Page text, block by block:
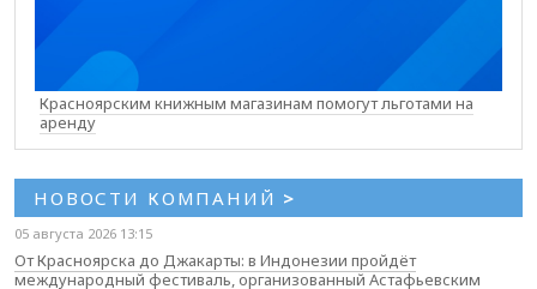
Красноярским книжным магазинам помогут льготами на
аренду
НОВОСТИ КОМПАНИЙ >
05 августа 2026 13:15
От Красноярска до Джакарты: в Индонезии пройдёт
международный фестиваль, организованный Астафьевским